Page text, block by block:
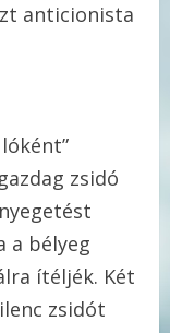
anticionista
zsidó
a bélyeg
ítéljék. Két
zsidót